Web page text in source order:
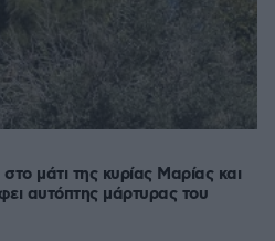
μάτι της κυρίας Μαρίας και
αυτόπτης μάρτυρας του